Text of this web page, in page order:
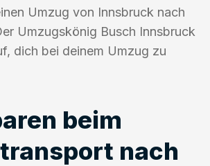
Umzug von Innsbruck nach
Umzugskönig Busch Innsbruck
dich bei deinem Umzug zu
beim
nach